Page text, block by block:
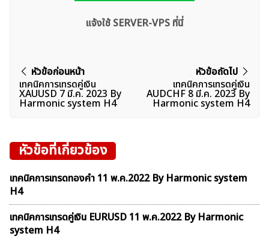
แจ้งใช้ SERVER-VPS ที่นี่
แนะแนว
เรื่อง
หัวข้อก่อนหน้า
เทคนิคการเทรดคู่เงิน
XAUUSD 7 มี.ค. 2023 By
Harmonic system H4
หัวข้อถัดไป
เทคนิคการเทรดคู่เงิน
AUDCHF 8 มี.ค. 2023 By
Harmonic system H4
หัวข้อที่เกี่ยวข้อง
เทคนิคการเทรดทองคำ 11 พ.ค.2022 By Harmonic system
H4
เทคนิคการเทรดคู่เงิน EURUSD 11 พ.ค.2022 By Harmonic
system H4